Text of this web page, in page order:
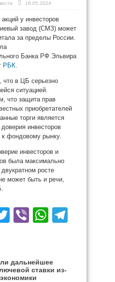
16.05.2024
у инвесторов
завод (СМЗ) может
за пределы России.
Банка РФ Эльвира
РБК.
что в ЦБ серьезно
ситуацией.
что защита прав
приобретателей
торги является
инвесторов
фондовому рынку.
инвесторов и
была максимально
росте
может быть и речи,
Twitter
Viber
дальнейшее
ставки из-